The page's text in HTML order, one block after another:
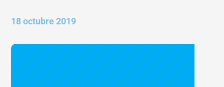
18 octubre 2019